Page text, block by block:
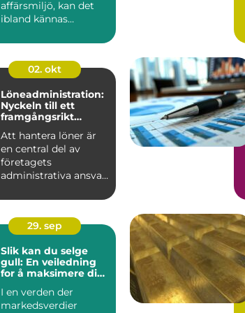
affärsmiljö, kan det
ibland kännas
02. okt
Löneadministration:
Nyckeln till ett
framgångsrikt
Att hantera löner är
en central del av
företagets
administrativa ansvar
29. sep
Slik kan du selge
gull: En veiledning
for å maksimere din
I en verden der
markedsverdier